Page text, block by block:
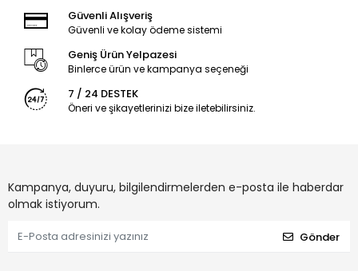
Güvenli Alışveriş
Güvenli ve kolay ödeme sistemi
Geniş Ürün Yelpazesi
Binlerce ürün ve kampanya seçeneği
7 / 24 DESTEK
Öneri ve şikayetlerinizi bize iletebilirsiniz.
Kampanya, duyuru, bilgilendirmelerden e-posta ile haberdar
olmak istiyorum.
Gönder